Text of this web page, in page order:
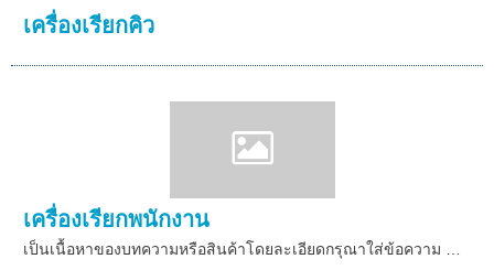
เครื่องเรียกคิว
เครื่องเรียกพนักงาน
เป็นเนื้อหาของบทความหรือสินค้าโดยละเอียดกรุณาใส่ข้อความ …